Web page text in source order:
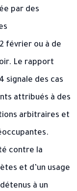
par des
février ou à de
Le rapport
signale des cas
attribués à des
arbitraires et
contre la
et d’un usage
à un